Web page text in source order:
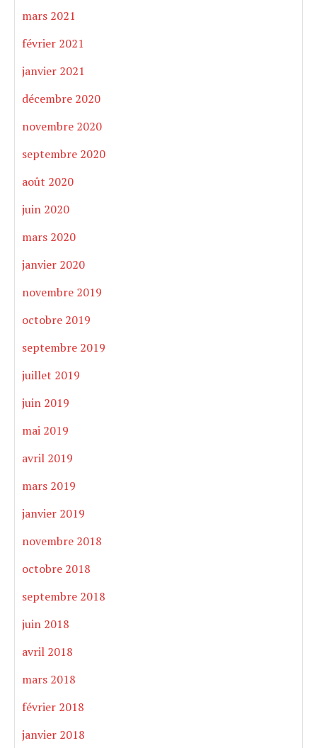
mars 2021
février 2021
janvier 2021
décembre 2020
novembre 2020
septembre 2020
août 2020
juin 2020
mars 2020
janvier 2020
novembre 2019
octobre 2019
septembre 2019
juillet 2019
juin 2019
mai 2019
avril 2019
mars 2019
janvier 2019
novembre 2018
octobre 2018
septembre 2018
juin 2018
avril 2018
mars 2018
février 2018
janvier 2018